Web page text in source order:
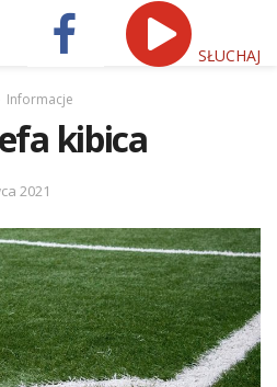
SŁUCHAJ
Informacje
kibica
2021